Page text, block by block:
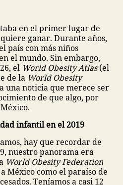
en el primer lugar de
ganar. Durante años,
país con más niños
el mundo. Sin embargo,
el World Obesity Atlas(el
de la World Obesity
una noticia que merece ser
de que algo, por
infantil en el 2019
hay que recordar de
nuestro panorama era
World Obesity Federation
México como el paraíso de
Teníamos a casi 12